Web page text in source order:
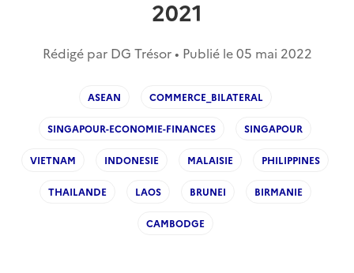
2021
Rédigé par DG Trésor • Publié le05 mai 2022
ASEAN COMMERCE_BILATERAL
SINGAPOUR-ECONOMIE-FINANCES SINGAPOUR
VIETNAM INDONESIE MALAISIE PHILIPPINES
THAILANDE LAOS BRUNEI BIRMANIE
CAMBODGE